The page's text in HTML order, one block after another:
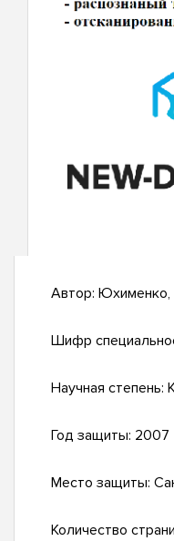
Автор: Юхименко,
Шифр
Научная степень:
Год защиты: 2007
Место защиты:
Количество